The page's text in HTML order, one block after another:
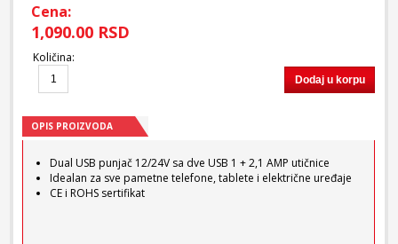
Cena:
1,090.00 RSD
Količina:
Dodaj u korpu
OPIS PROIZVODA
Dual USB punjač 12/24V sa dve USB 1 + 2,1 AMP utičnice
Idealan za sve pametne telefone, tablete i električne uređaje
CE i ROHS sertifikat